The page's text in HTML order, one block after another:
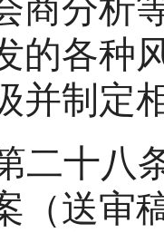
商分析
的各种
并制定
十八
（送审